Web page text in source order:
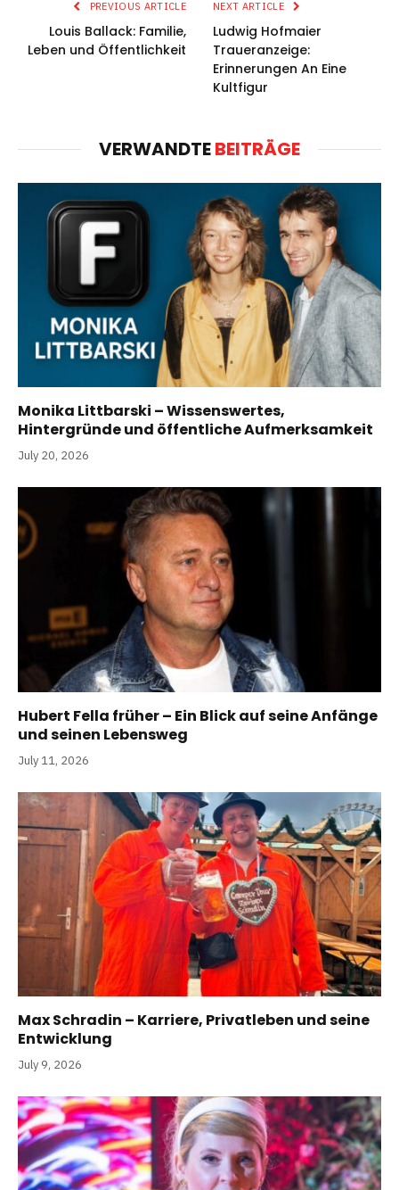
PREVIOUS ARTICLE
Louis Ballack: Familie,
Leben und Öffentlichkeit
NEXT ARTICLE
Ludwig Hofmaier
Traueranzeige:
Erinnerungen An Eine
Kultfigur
VERWANDTEBEITRÄGE
Monika Littbarski – Wissenswertes,
Hintergründe und öffentliche Aufmerksamkeit
July 20, 2026
Hubert Fella früher – Ein Blick auf seine Anfänge
und seinen Lebensweg
July 11, 2026
Max Schradin – Karriere, Privatleben und seine
Entwicklung
July 9, 2026